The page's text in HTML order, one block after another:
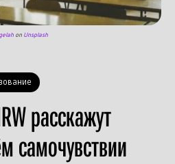
расскажут
самочувствии
on Unsplash